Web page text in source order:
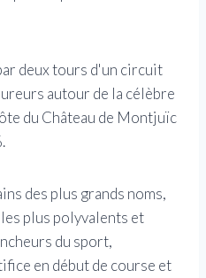
deux tours d'un circuit
autour de la célèbre
du Château de Montjuïc
des plus grands noms,
plus polyvalents et
du sport,
en début de course et